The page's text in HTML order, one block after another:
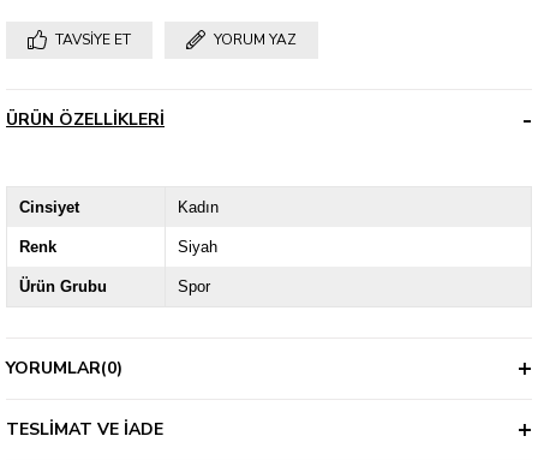
TAVSIYE ET YORUM YAZ
ÜRÜN ÖZELLIKLERI
Cinsiyet Kadın
Renk Siyah
Ürün Grubu Spor
YORUMLAR(0)
TESLIMAT VE İADE